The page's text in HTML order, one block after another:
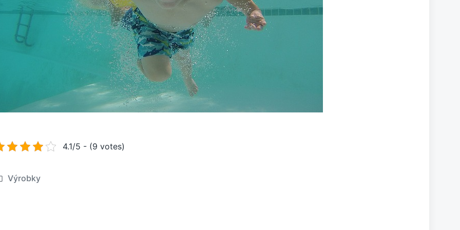
4.1/5 - (9 votes)
Výrobky